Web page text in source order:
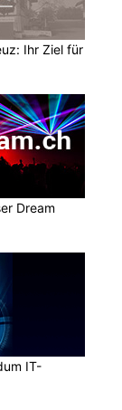
Ihr Ziel für
Dream
IT-